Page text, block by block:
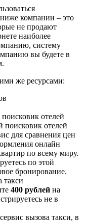
компании – это
не продают
наиболее
систему
вы будете в
же ресурсами:
отелей
отелей
для сравнения цен
онлайн
по всему миру.
по этой
бронирование.
такси
400 рублей на
не в
вызова такси, в